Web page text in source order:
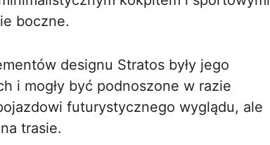
boczne.
designu Stratos były jego
i mogły być podnoszone w razie
futurystycznego wyglądu, ale
trasie.